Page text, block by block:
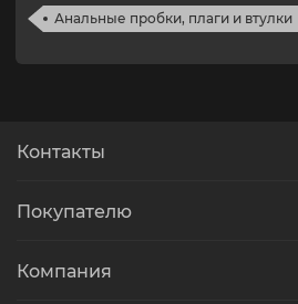
Анальные пробки, плаги и втулки
Контакты
Покупателю
Компания